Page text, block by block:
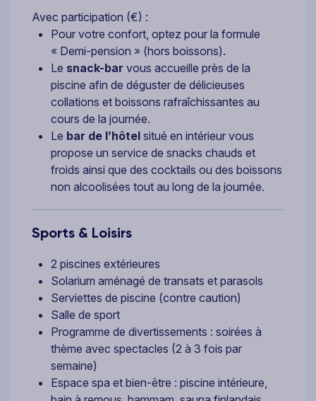
Avec participation (€) :
Pour votre confort, optez pour la formule
« Demi-pension » (hors boissons).
Le snack-bar vous accueille près de la
piscine afin de déguster de délicieuses
collations et boissons rafraîchissantes au
cours de la journée.
Le bar de l’hôtel situé en intérieur vous
propose un service de snacks chauds et
froids ainsi que des cocktails ou des boissons
non alcoolisées tout au long de la journée.
Sports & Loisirs
2 piscines extérieures
Solarium aménagé de transats et parasols
Serviettes de piscine (contre caution)
Salle de sport
Programme de divertissements : soirées à
thème avec spectacles (2 à 3 fois par
semaine)
Espace spa et bien-être : piscine intérieure,